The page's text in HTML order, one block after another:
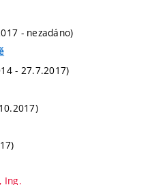
- nezadáno)
- 27.7.2017)
Ing.